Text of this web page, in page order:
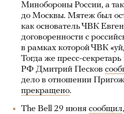
Минобороны России, а
до Москвы. Мятеж был
как основатель ЧВК
договоренности с
в рамках которой ЧВК
Тогда же пресс-
РФ Дмитрий Песков
дело в отношении
прекращено.
The Bell 29 июня сообщил